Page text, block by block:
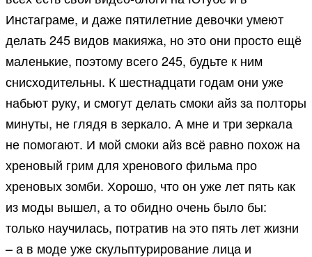
Инстаграме, и даже пятилетние девочки умеют
делать 245 видов макияжа, но это они просто ещё
маленькие, поэтому всего 245, будьте к ним
снисходительны. К шестнадцати годам они уже
набьют руку, и смогут делать смоки айз за полторы
минуты, не глядя в зеркало. А мне и три зеркала
не помогают. И мой смоки айз всё равно похож на
хреновый грим для хренового фильма про
хреновых зомби. Хорошо, что он уже лет пять как
из моды вышел, а то обидно очень было бы:
только научилась, потратив на это пять лет жизни
– а в моде уже скульптурирование лица и